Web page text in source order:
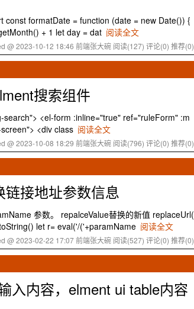
const formatDate = function (date = new Date()) {
+ 1 let day = dat 阅读全文
@ 2023-10-12 18:46 前端张大碗 阅读(127) 评论(0) 推荐(0)
搜索组件
<el-form :inline="true" ref="ruleForm" :m
<div class 阅读全文
@ 2023-10-08 18:29 前端张大碗 阅读(796) 评论(0) 推荐(0)
接地址参数信息
参数。 repalceValue替换的新值 replaceUrl(
let r= eval('/('+paramName 阅读全文
@ 2023-02-22 17:07 前端张大碗 阅读(527) 评论(0) 推荐(0)
入内容，elment ui table内容